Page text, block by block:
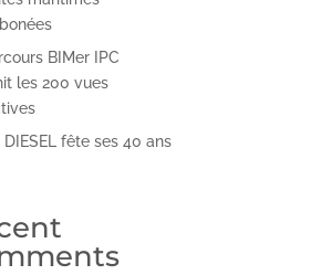
BIMer IPC
les 200 vues
DIESEL fête ses 40 ans